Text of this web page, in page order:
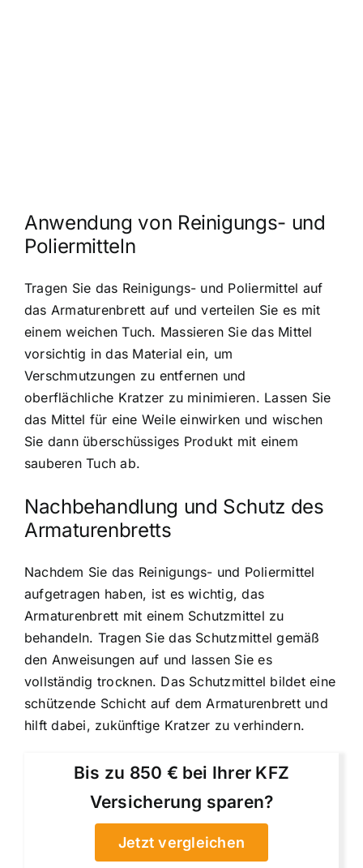
Anwendung von Reinigungs- und
Poliermitteln
Tragen Sie das Reinigungs- und Poliermittel auf
das Armaturenbrett auf und verteilen Sie es mit
einem weichen Tuch. Massieren Sie das Mittel
vorsichtig in das Material ein, um
Verschmutzungen zu entfernen und
oberflächliche Kratzer zu minimieren. Lassen Sie
das Mittel für eine Weile einwirken und wischen
Sie dann überschüssiges Produkt mit einem
sauberen Tuch ab.
Nachbehandlung und Schutz des
Armaturenbretts
Nachdem Sie das Reinigungs- und Poliermittel
aufgetragen haben, ist es wichtig, das
Armaturenbrett mit einem Schutzmittel zu
behandeln. Tragen Sie das Schutzmittel gemäß
den Anweisungen auf und lassen Sie es
vollständig trocknen. Das Schutzmittel bildet eine
schützende Schicht auf dem Armaturenbrett und
hilft dabei, zukünftige Kratzer zu verhindern.
Bis zu 850 € bei Ihrer KFZ
Versicherung sparen?
Jetzt vergleichen